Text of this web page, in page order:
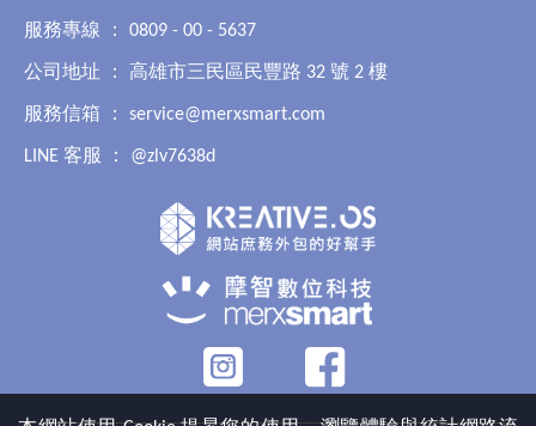
服務專線 ： 0809 - 00 - 5637
公司地址 ： 高雄市三民區民豐路 32 號 2 樓
服務信箱 ： service@merxsmart.com
LINE 客服 ： @zlv7638d